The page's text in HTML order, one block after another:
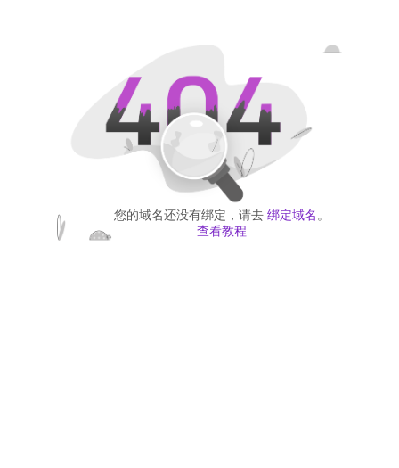
您的域名还没有绑定，请去 绑定域名 。
查看教程